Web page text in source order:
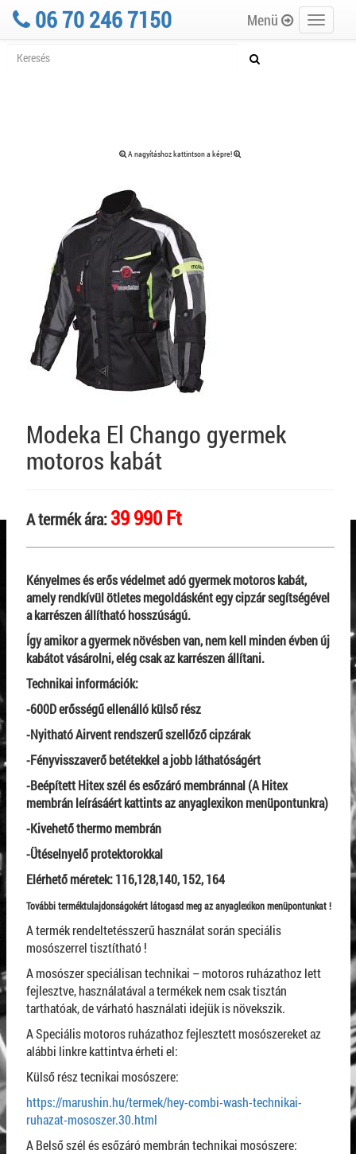
Toggle
06 70 246 7150 Menü
A nagyításhoz kattintson a képre!
Modeka El Chango gyermek
motoros kabát
A termék ára:39 990 Ft
Kényelmes és erős védelmet adó gyermek motoros kabát,
amely rendkívül ötletes megoldásként egy cipzár segítségével
a karrészen állítható hosszúságú.
Így amikor a gyermek növésben van, nem kell minden évben új
kabátot vásárolni, elég csak az karrészen állítani.
Technikai információk:
-600D erősségű ellenálló külső rész
-Nyitható Airvent rendszerű szellőző cipzárak
-Fényvisszaverő betétekkel a jobb láthatóságért
-Beépített Hitex szél és esőzáró membránnal (A Hitex
membrán leírásáért kattints az anyaglexikon menüpontunkra)
-Kivehető thermo membrán
-Ütéselnyelő protektorokkal
Elérhető méretek: 116,128,140, 152, 164
További terméktulajdonságokért látogasd meg az anyaglexikon menüpontunkat !
A termék rendeltetésszerű használat során speciális
mosószerrel tisztítható !
A mosószer speciálisan technikai – motoros ruházathoz lett
fejlesztve, használatával a termékek nem csak tisztán
tarthatóak, de várható használati idejük is növekszik.
A Speciális motoros ruházathoz fejlesztett mosószereket az
alábbi linkre kattintva érheti el:
Külső rész tecnikai mosószere:
https://marushin.hu/termek/hey-combi-wash-technikai-
ruhazat-mososzer.30.html
A Belső szél és esőzáró membrán technikai mosószere: